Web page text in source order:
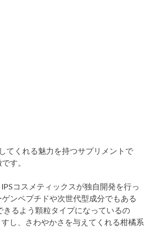
てくれる魅力を持つサプリメントで
す。
コスメティックスが独自開発を行っ
ンペプチドや次世代型成分でもある
るよう顆粒タイプになっているの
し、さわやかさを与えてくれる柑橘系